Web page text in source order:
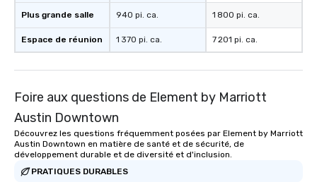
Plus grande salle
Espace de réunion
940 pi. ca.
1 370 pi. ca.
1 800 pi. ca.
7 201 pi. ca.
Foire aux questions de Element by Marriott
Austin Downtown
Découvrez les questions fréquemment posées par Element by Marriott
Austin Downtown en matière de santé et de sécurité, de
développement durable et de diversité et d'inclusion.
PRATIQUES DURABLES